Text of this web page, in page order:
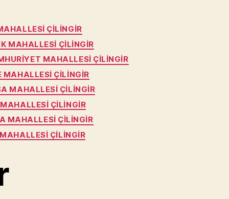
ÇILINGIR
MAHALLESI ÇILINGIR
MAHALLESI ÇILINGIR
MAHALLESI ÇILINGIR
MAHALLESI ÇILINGIR
ÇILINGIR
MAHALLESI ÇILINGIR
ÇILINGIR